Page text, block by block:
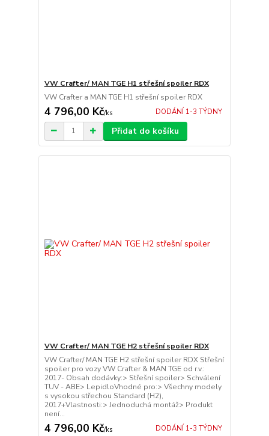
VW Crafter/ MAN TGE H1 střešní spoiler RDX
VW Crafter a MAN TGE H1 střešní spoiler RDX
4 796,00 Kč/ks DODÁNÍ 1-3 TÝDNY
Přidat do košíku
VW Crafter/ MAN TGE H2 střešní spoiler RDX
VW Crafter/ MAN TGE H2 střešní spoiler RDX Střešní
spoiler pro vozy VW Crafter & MAN TGE od r.v.:
2017- Obsah dodávky:> Střešní spoiler> Schválení
TUV - ABE> LepidloVhodné pro:> Všechny modely
s vysokou střechou Standard (H2),
2017+Vlastnosti:> Jednoduchá montáž> Produkt
není...
4 796,00 Kč/ks DODÁNÍ 1-3 TÝDNY